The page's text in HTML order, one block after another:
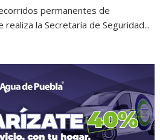
permanentes de
realiza la Secretaría de Seguridad...